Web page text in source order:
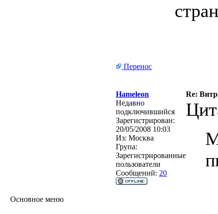
Основное меню
Перенос
Hameleon
Re:
Недавно
подключившийся
Зарегистрирован:
20/05/2008 10:03
Из: Москва
Група:
Зарегистрированные
пользователи
Сообщений: 20